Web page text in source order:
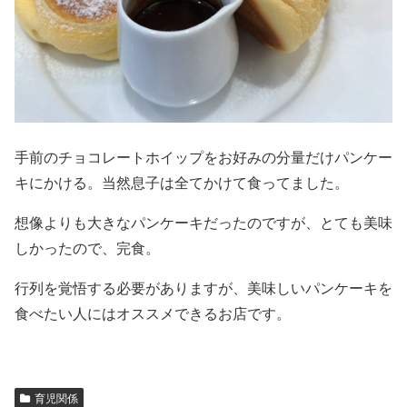
手前のチョコレートホイップをお好みの分量だけパンケー
キにかける。当然息子は全てかけて食ってました。
想像よりも大きなパンケーキだったのですが、とても美味
しかったので、完食。
行列を覚悟する必要がありますが、美味しいパンケーキを
食べたい人にはオススメできるお店です。
育児関係